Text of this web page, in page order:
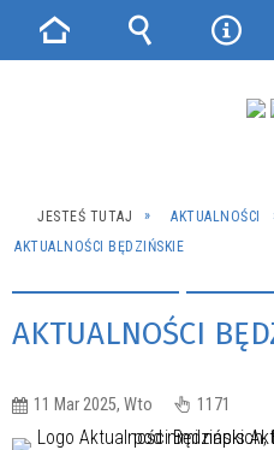
JESTEŚ TUTAJ AKTUALNOŚCI
AKTUALNOŚCI BĘDZIŃSKIE
AKTUALNOŚCI
11 Mar 2025, Wto 1171
Strona